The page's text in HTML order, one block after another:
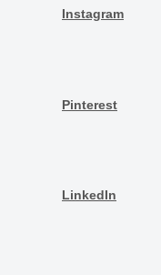
Instagram
Pinterest
LinkedIn